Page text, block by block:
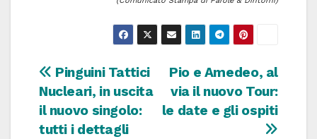
Navigazione
articoli
Pio e Amedeo, al
via il nuovo Tour:
le date e gli ospiti
Pinguini Tattici
Nucleari, in uscita
il nuovo singolo:
tutti i dettagli